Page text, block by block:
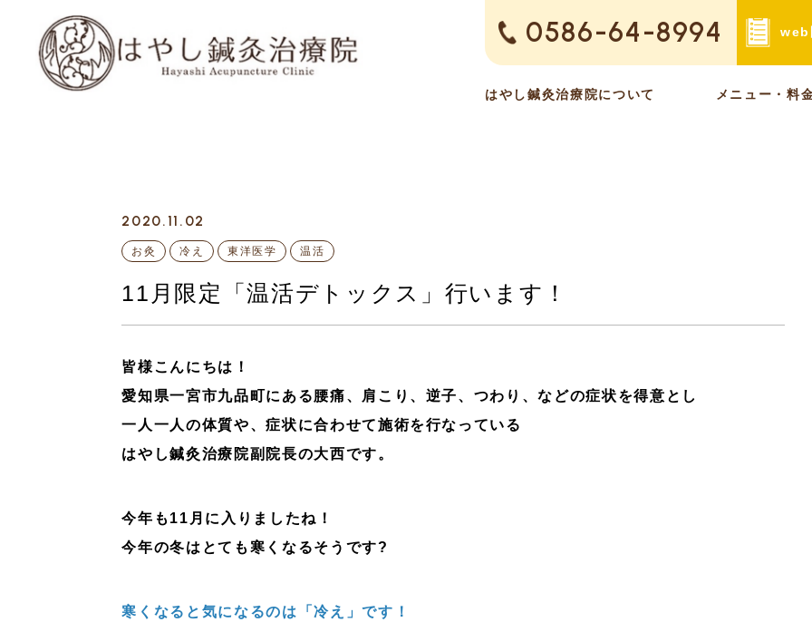
0586-64-8994 web
はやし鍼灸治療院について メニュー・料
2020.11.02
お灸 冷え 東洋医学 温活
11月限定「温活デトックス」行います！
皆様こんにちは！
愛知県一宮市九品町にある腰痛、肩こり、逆子、つわり、などの症状を得意とし
一人一人の体質や、症状に合わせて施術を行なっている
はやし鍼灸治療院副院長の大西です。
今年も11月に入りましたね！
今年の冬はとても寒くなるそうです?
寒くなると気になるのは「冷え」です！